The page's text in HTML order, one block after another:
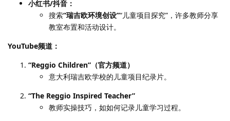
小红书/抖音：
搜索“瑞吉欧环境创设”“儿童项目探究”，许多教师分享
教室布置和活动设计。
YouTube频道：
“Reggio Children”（官方频道）
意大利瑞吉欧学校的儿童项目纪录片。
“The Reggio Inspired Teacher”
教师实操技巧，如如何记录儿童学习过程。